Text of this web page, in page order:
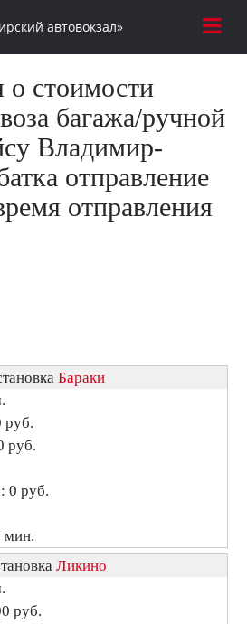
автовокзал»
стоимости
багажа/ручной
Владимир-
отправление
отправления
Бараки
руб.
руб.
0 руб.
мин.
Ликино
руб.